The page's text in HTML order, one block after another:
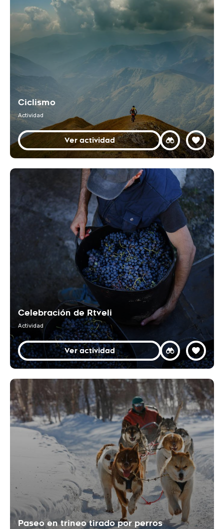
Ciclismo
Actividad
Ver actividad
Celebración de Rtveli
Actividad
Ver actividad
Paseo en trineo tirado por perros